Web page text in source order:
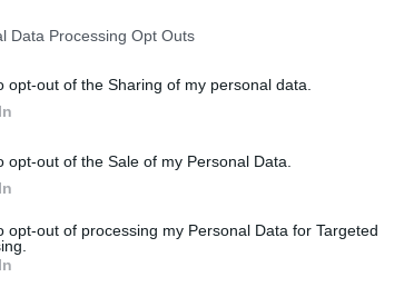
Data Processing Opt Outs
opt-out of the Sharing of my personal data.
opt-out of the Sale of my Personal Data.
opt-out of processing my Personal Data for Targeted
–
Liūdna vyresnio amžiaus dirbančiųjų
užgaulūs įvardžiai
Nyderlanduose apgynė čempionų vardą